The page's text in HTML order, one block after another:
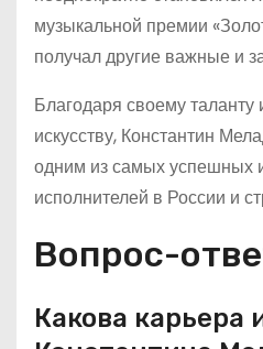
музыкальной премии
получал другие важные и
Благодаря своему таланту
искусству, Константин
одним из самых успешных
исполнителей в России и
Вопрос-
Какова карьера